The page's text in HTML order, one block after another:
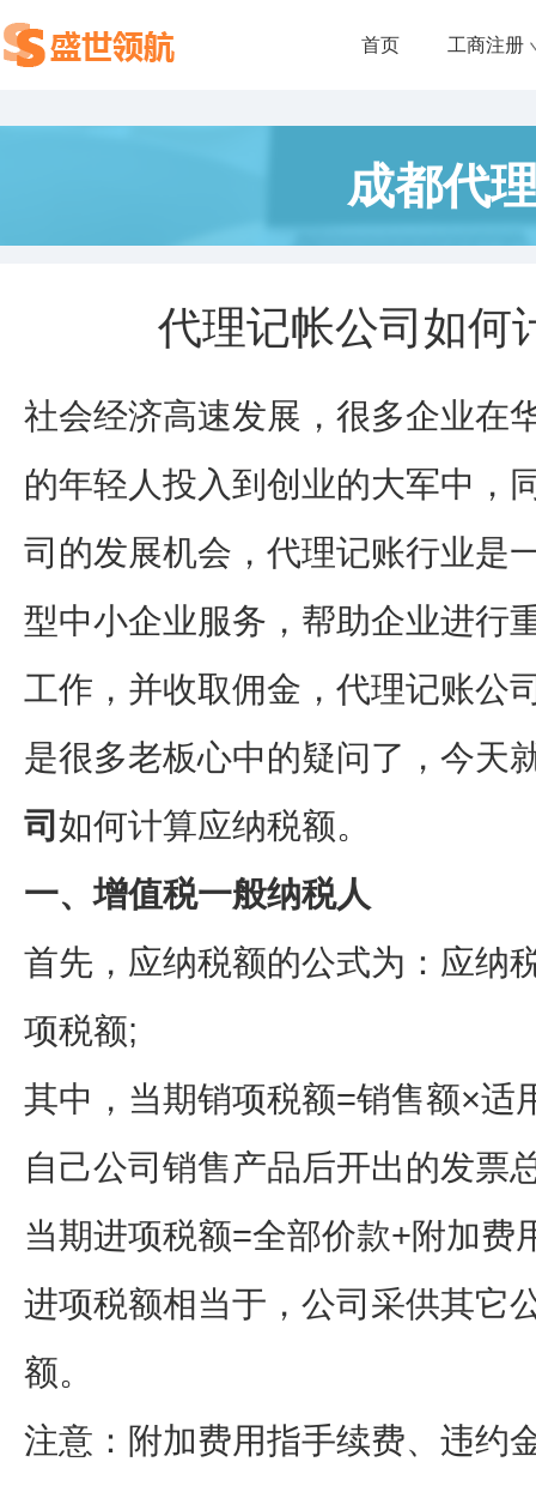
首页 工商注册
成都代
代理记帐公司如何
社会经济高速发展，很多企业在
的年轻人投入到创业的大军中，
司的发展机会，代理记账行业是
型中小企业服务，帮助企业进行
工作，并收取佣金，代理记账公
是很多老板心中的疑问了，今天
司 如何计算应纳税额。
一、增值税一般纳税人
首先，应纳税额的公式为：应纳
项税额;
其中，当期销项税额=销售额×适
自己公司销售产品后开出的发票
当期进项税额=全部价款+附加费
进项税额相当于，公司采供其它
额。
注意：附加费用指手续费、违约